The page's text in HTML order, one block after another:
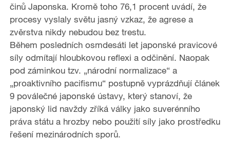
činů Japonska. Kromě toho 76,1 procent uvádí, že
procesy vyslaly světu jasný vzkaz, že agrese a
zvěrstva nikdy nebudou bez trestu.
Během posledních osmdesáti let japonské pravicové
síly odmítají hloubkovou reflexi a odčinění. Naopak
pod záminkou tzv. „národní normalizace“ a
„proaktivního pacifismu“ postupně vyprázdňují článek
9 poválečné japonské ústavy, který stanoví, že
japonský lid navždy zříká války jako suverénního
práva státu a hrozby nebo použití síly jako prostředku
řešení mezinárodních sporů.